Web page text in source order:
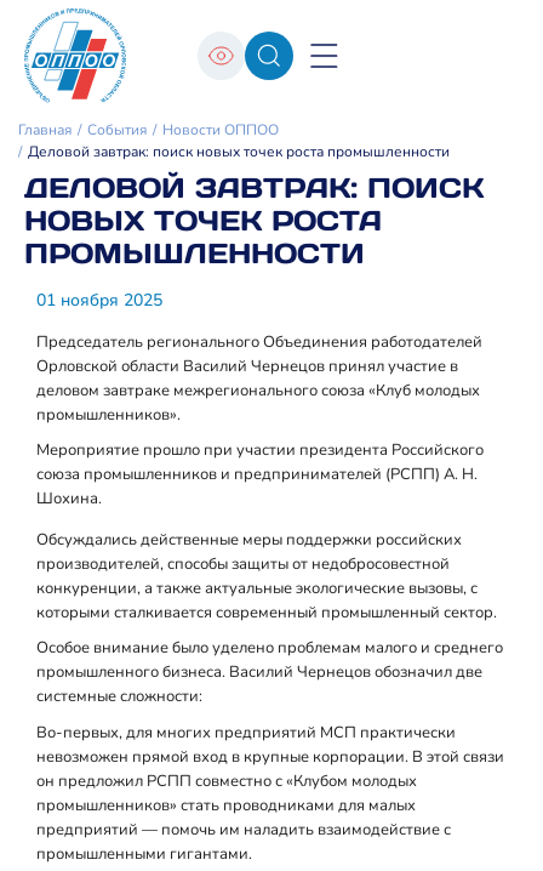
Главная События
Новости ОППОО
Деловой завтрак: поиск новых точек роста промышленности
ДЕЛОВОЙ ЗАВТРАК: ПОИСК
НОВЫХ ТОЧЕК РОСТА
ПРОМЫШЛЕННОСТИ
01 ноября 2025
Председатель регионального Объединения работодателей
Орловской области Василий Чернецов принял участие в
деловом завтраке межрегионального союза «Клуб молодых
промышленников».
Мероприятие прошло при участии президента Российского
союза промышленников и предпринимателей (РСПП) А. Н.
Шохина.
Обсуждались действенные меры поддержки российских
производителей, способы защиты от недобросовестной
конкуренции, а также актуальные экологические вызовы, с
которыми сталкивается современный промышленный сектор.
Особое внимание было уделено проблемам малого и среднего
промышленного бизнеса. Василий Чернецов обозначил две
системные сложности:
Во‑первых, для многих предприятий МСП практически
невозможен прямой вход в крупные корпорации. В этой связи
он предложил РСПП совместно с «Клубом молодых
промышленников» стать проводниками для малых
предприятий — помочь им наладить взаимодействие с
промышленными гигантами.